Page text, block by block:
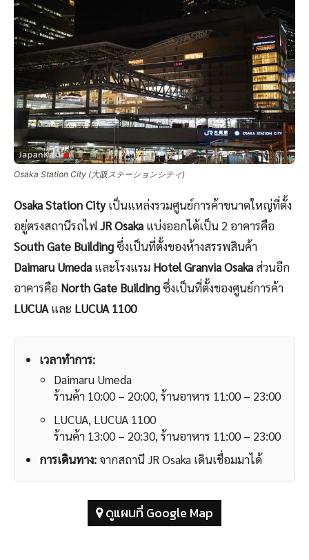
Osaka Station City (大阪ステーションシティ)
Osaka Station Cityเป็นแหล่งรวมศูนย์การค้าขนาดใหญ่ที่ตั้ง
อยู่ตรงสถานีรถไฟJR Osaka แบ่งออกได้เป็น 2 อาคารคือ
South Gate Buildingซึ่งเป็นที่ตั้งของห้างสรรพสินค้า
Daimaru Umeda และโรงแรม Hotel Granvia Osaka ส่วนอีก
อาคารคือ North Gate Buildingซึ่งเป็นที่ตั้งของศูนย์การค้า
LUCUAและ LUCUA 1100
เวลาทำการ:
Daimaru Umeda
ร้านค้า 10:00 – 20:00, ร้านอาหาร 11:00 – 23:00
LUCUA, LUCUA 1100
ร้านค้า 13:00 – 20:30, ร้านอาหาร 11:00 – 23:00
การเดินทาง: จากสถานี JR Osaka เดินเชื่อมมาได้
ดูแผนที่ Google Map